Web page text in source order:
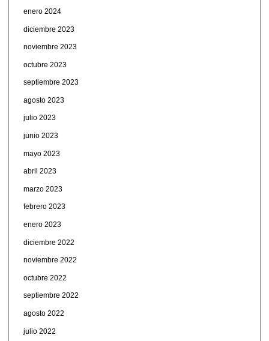
enero 2024
diciembre 2023
noviembre 2023
octubre 2023
septiembre 2023
agosto 2023
julio 2023
junio 2023
mayo 2023
abril 2023
marzo 2023
febrero 2023
enero 2023
diciembre 2022
noviembre 2022
octubre 2022
septiembre 2022
agosto 2022
julio 2022